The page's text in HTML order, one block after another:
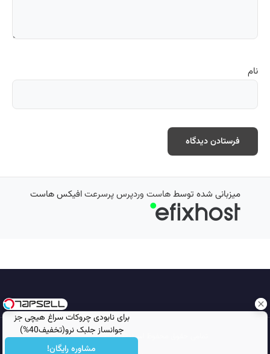
برای نابودی چروکات سراغ هیچی جز
جوانساز جلبک نرو(تخفیف40%)
مشاوره رایگان!
نام
میزبانی شده توسطهاست وردپرس پرسرعتافیکس هاست
تمامی حقوق محفوظ است © 2026
مجله نورگرام